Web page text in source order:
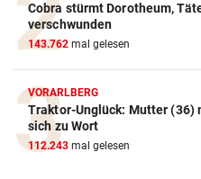
Cobra stürmt Dorotheum,
verschwunden
143.762 mal gelesen
VORARLBERG
Traktor-Unglück: Mutter (36)
sich zu Wort
112.243 mal gelesen
ZUM VERGLEICH
E-Bike Vergleich
ZUM VERGLEICH
Elektro-Scooter Vergleich
ZUM VERGLEICH